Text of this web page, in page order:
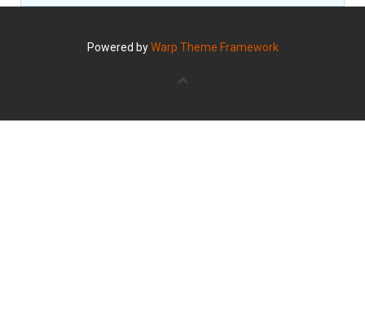
Powered byWarp Theme Framework